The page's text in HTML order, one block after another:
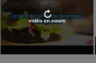
vidéo en cours